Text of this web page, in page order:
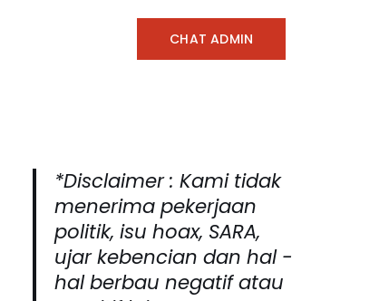
CHAT ADMIN
*Disclaimer : Kami tidak
menerima pekerjaan
politik, isu hoax, SARA,
ujar kebencian dan hal -
hal berbau negatif atau